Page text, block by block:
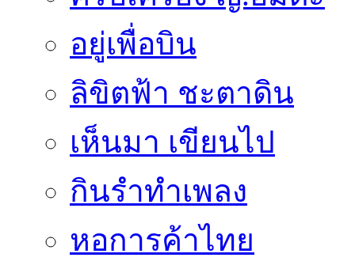
อยู่เพื่อบิน
ลิขิตฟ้า ชะตาดิน
เห็นมา เขียนไป
กินรำทำเพลง
หอการค้าไทย